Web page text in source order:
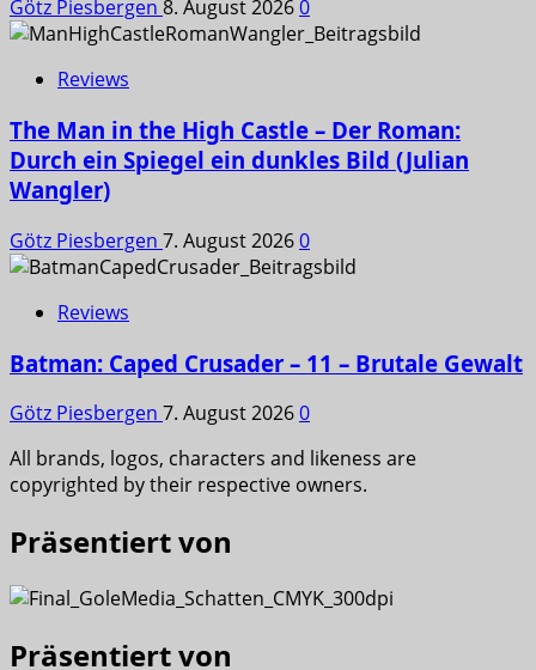
Götz Piesbergen 8. August 20260
Reviews
The Man in the High Castle – Der Roman:
Durch ein Spiegel ein dunkles Bild (Julian
Wangler)
Götz Piesbergen 7. August 20260
Reviews
Batman: Caped Crusader – 11 – Brutale Gewalt
Götz Piesbergen 7. August 20260
All brands, logos, characters and likeness are
copyrighted by their respective owners.
Präsentiert von
Präsentiert von